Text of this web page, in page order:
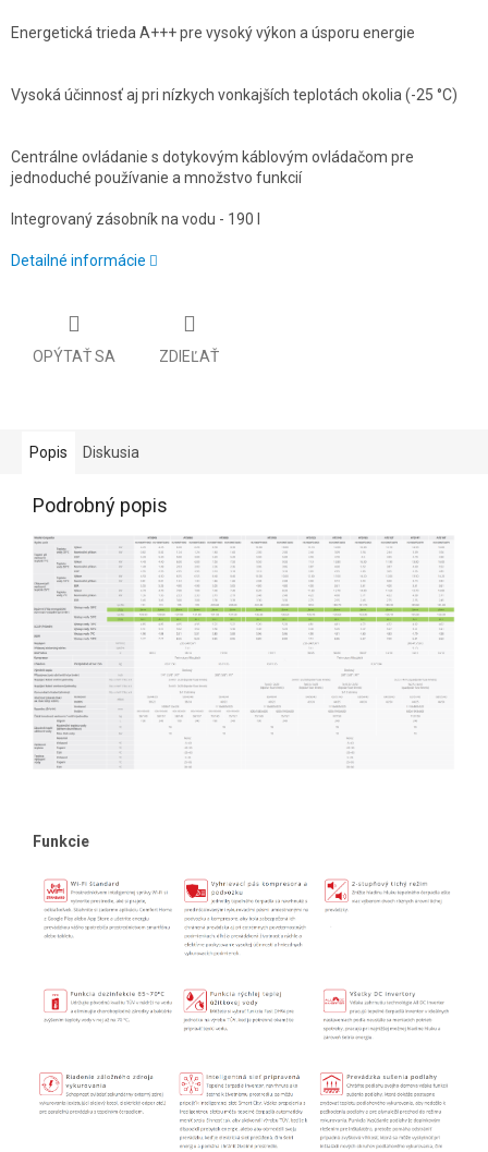
Energetická trieda A+++ pre vysoký výkon a úsporu energie
Vysoká účinnosť aj pri nízkych vonkajších teplotách okolia (-25 °C)
Centrálne ovládanie s dotykovým káblovým ovládačom pre
jednoduché používanie a množstvo funkcií
Integrovaný zásobník na vodu - 190 l
Detailné informácie
OPÝTAŤ SA ZDIEĽAŤ
Popis Diskusia
Podrobný popis
Funkcie